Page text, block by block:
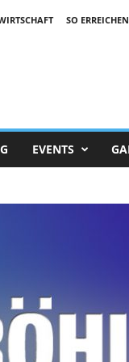
SO
EVENTS